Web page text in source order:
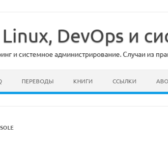
Linux, DevOps и
и системное администрирование. Случаи из
ПЕРЕВОДЫ КНИГИ ССЫЛКИ